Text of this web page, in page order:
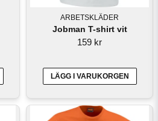
ARBETSKLÄDER
Jobman T-shirt vit
159 kr
LÄGG I VARUKORGEN